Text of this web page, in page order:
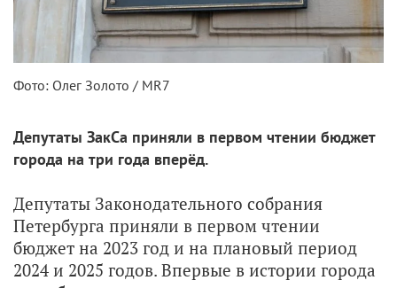
Фото: Олег Золото / MR7
Депутаты ЗакСа приняли в первом чтении бюджет
города на три года вперёд.
Депутаты Законодательного собрания
Петербурга приняли в первом чтении
бюджет на 2023 год и на плановый период
2024 и 2025 годов. Впервые в истории города